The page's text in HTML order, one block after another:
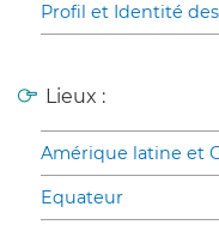
Profil et Identité
Lieux :
Amérique latine et
Equateur